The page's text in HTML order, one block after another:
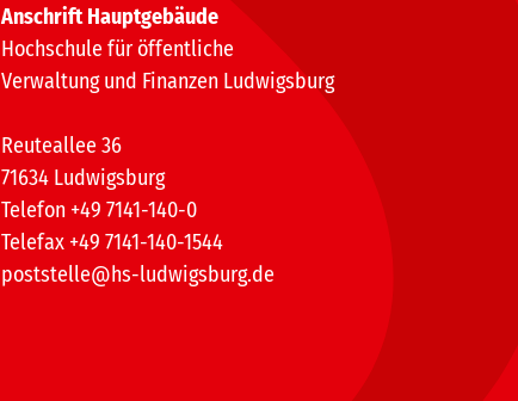
Anschrift Hauptgebäude
Hochschule für öffentliche
Verwaltung und Finanzen Ludwigsburg
Reuteallee 36
71634 Ludwigsburg
Telefon +49 7141-140-0
Telefax +49 7141-140-1544
poststelle@hs-ludwigsburg.de